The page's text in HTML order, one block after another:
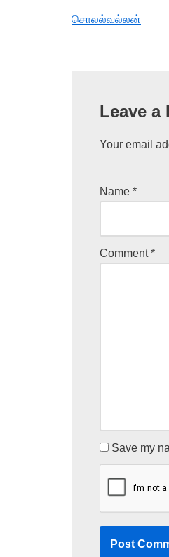
சொலல்வல்லன்
Leave a
Your email
Name *
Comment*
Save my